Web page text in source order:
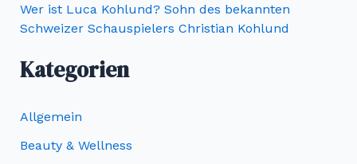
Wer ist Luca Kohlund? Sohn des bekannten
Schweizer Schauspielers Christian Kohlund
Kategorien
Allgemein
Beauty & Wellness